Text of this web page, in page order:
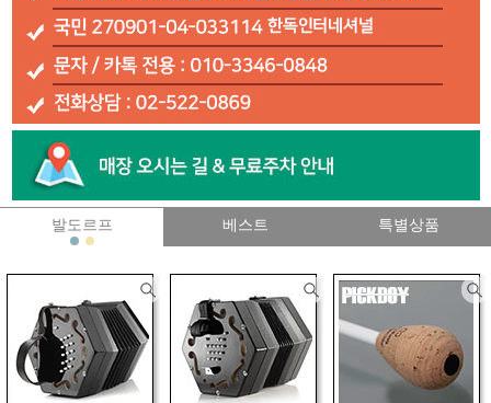
발도르프 베스트 특별상품